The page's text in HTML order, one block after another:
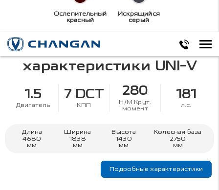
Ослепительный
красный
Искрящийся
серый
Технические
характеристики UNI-V
1.5
Двигатель
7 DCT
КПП
280
Н/М Крут.
момент
181
л.с.
Длина
4680
мм
Ширина
1838
мм
Высота
1430
мм
Колесная база
2750
мм
Подробные характеристики